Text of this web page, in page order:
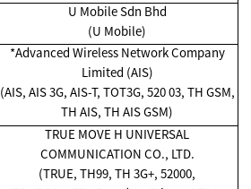
U Mobile Sdn Bhd
(U Mobile)
*Advanced Wireless Network Company
Limited (AIS)
(AIS, AIS 3G, AIS-T, TOT3G, 520 03, TH GSM,
TH AIS, TH AIS GSM)
TRUE MOVE H UNIVERSAL
COMMUNICATION CO., LTD.
(TRUE, TH99, TH 3G+, 52000,